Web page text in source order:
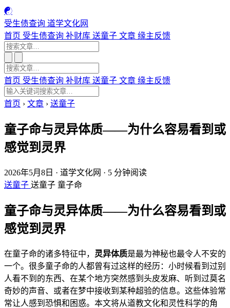
☯
受生债查询 道学文化网
首页 受生债查询 补财库 送童子 文章 缘主反馈
首页 受生债查询 补财库 送童子 文章 缘主反馈
首页 › 文章 › 送童子
童子命与灵异体质——为什么容易看到或
感觉到灵界
2026年5月8日 · 道学文化网 · 5 分钟阅读
送童子 送童子 童子命
童子命与灵异体质——为什么容易看到或
感觉到灵界
在童子命的诸多特征中， 灵异体质是最为神秘也最令人不安的
一个。很多童子命的人都曾有过这样的经历：小时候看到过别
人看不到的东西、在某个地方突然感到头皮发麻、听到过莫名
奇妙的声音、或者在梦中接收到某种超验的信息。这些体验常
常让人感到恐惧和困惑。本文将从道教文化和灵性科学的角